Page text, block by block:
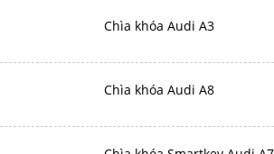
Chìa khóa Audi A3
Chìa khóa Audi A8